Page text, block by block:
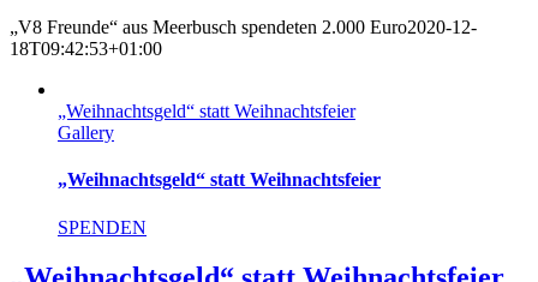
„V8 Freunde“ aus Meerbusch spendeten 2.000 Euro2020-12-
18T09:42:53+01:00
„Weihnachtsgeld“ statt Weihnachtsfeier
Gallery
„Weihnachtsgeld“ statt Weihnachtsfeier
SPENDEN